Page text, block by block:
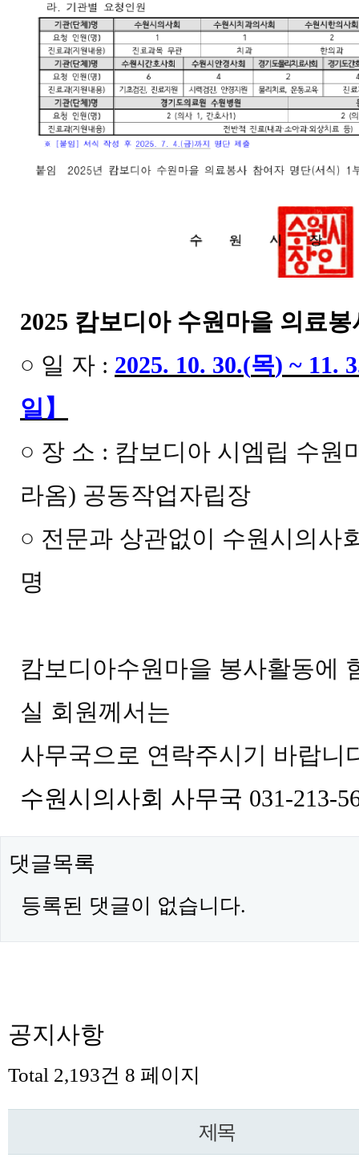
2025 캄보디아 수원마을 의료
○ 일 자 : 2025. 10. 30.(목) ~ 11.
일 】
○ 장 소 : 캄보디아 시엠립 수원
라옴) 공동작업자립장
○ 전문과 상관없이 수원시의사
명
캄보디아수원마을 봉사활동에
실 회원께서는
사무국으로 연락주시기 바랍니
수원시의사회 사무국 031-213-
댓글목록
등록된 댓글이 없습니다.
공지사항
Total 2,193건 8 페이지
제목